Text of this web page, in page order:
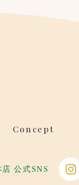
Concept
公式SNS